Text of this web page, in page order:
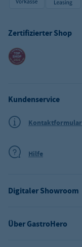
Zertifizierter Shop
Über GastroHero
Digitaler Showroom
Kundenservice
Kontaktformular
Hilfe